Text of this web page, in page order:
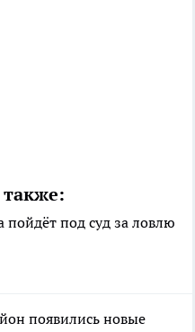
под суд за ловлю
появились новые